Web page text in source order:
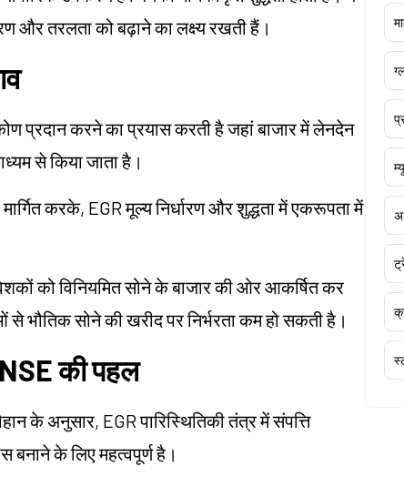
और तरलता को बढ़ाने का लक्ष्य रखती हैं।
प्रदान करने का प्रयास करती है जहां बाजार में लेनदेन
से किया जाता है।
करके, EGR मूल्य निर्धारण और शुद्धता में एकरूपता में
को विनियमित सोने के बाजार की ओर आकर्षित कर
भौतिक सोने की खरीद पर निर्भरता कम हो सकती है।
की पहल
के अनुसार, EGR पारिस्थितिकी तंत्र में संपत्ति
बनाने के लिए महत्वपूर्ण है।